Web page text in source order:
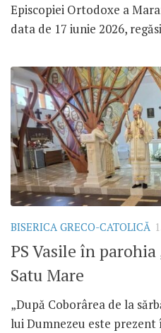
Episcopiei Ortodoxe a
data de 17 iunie 2026,
BISERICA GRECO-CATOLICĂ
PS Vasile în
Satu Mare
„După Coborârea de la
lui Dumnezeu este